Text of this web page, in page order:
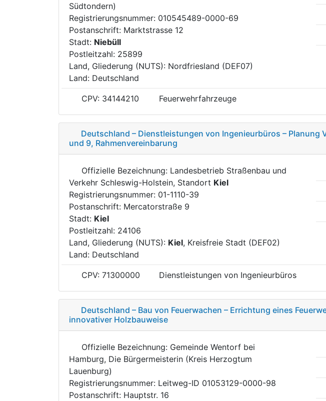
Südtondern)
Registrierungsnummer: 010545489-0000-69
Postanschrift: Marktstrasse 12
Stadt: Niebüll
Postleitzahl: 25899
Land, Gliederung (NUTS): Nordfriesland (DEF07)
Land: Deutschland
CPV: 34144210 Feuerwehrfahrzeuge
Deutschland – Dienstleistungen von Ingenieurbüros – Planung
und 9, Rahmenvereinbarung
Offizielle Bezeichnung: Landesbetrieb Straßenbau und
Verkehr Schleswig-Holstein, Standort Kiel
Registrierungsnummer: 01-1110-39
Postanschrift: Mercatorstraße 9
Stadt: Kiel
Postleitzahl: 24106
Land, Gliederung (NUTS): Kiel, Kreisfreie Stadt (DEF02)
Land: Deutschland
CPV: 71300000 Dienstleistungen von Ingenieurbüros
Deutschland – Bau von Feuerwachen – Errichtung eines
innovativer Holzbauweise
Offizielle Bezeichnung: Gemeinde Wentorf bei
Hamburg, Die Bürgermeisterin (Kreis Herzogtum
Lauenburg)
Registrierungsnummer: Leitweg-ID 01053129-0000-98
Postanschrift: Hauptstr. 16